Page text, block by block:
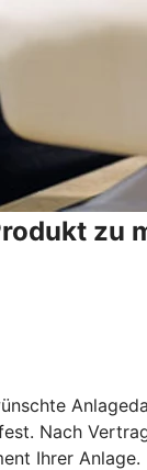
zu
Nach
Ihrer Anlage.